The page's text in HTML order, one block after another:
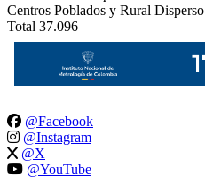
Centros Poblados y Rural Disperso
Total 37.096
@Facebook
@Instagram
@X
@YouTube